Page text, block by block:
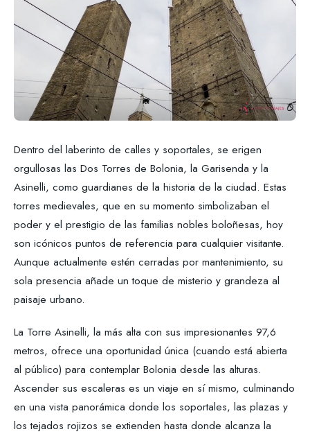
Dentro del laberinto de calles y soportales, se erigen
orgullosas las Dos Torres de Bolonia, la Garisenda y la
Asinelli, como guardianes de la historia de la ciudad. Estas
torres medievales, que en su momento simbolizaban el
poder y el prestigio de las familias nobles boloñesas, hoy
son icónicos puntos de referencia para cualquier visitante.
Aunque actualmente estén cerradas por mantenimiento, su
sola presencia añade un toque de misterio y grandeza al
paisaje urbano.
La Torre Asinelli, la más alta con sus impresionantes 97,6
metros, ofrece una oportunidad única (cuando está abierta
al público) para contemplar Bolonia desde las alturas.
Ascender sus escaleras es un viaje en sí mismo, culminando
en una vista panorámica donde los soportales, las plazas y
los tejados rojizos se extienden hasta donde alcanza la